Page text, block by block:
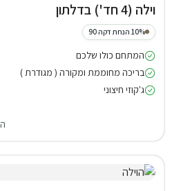
וילה (4 חד') בדלתון
10% הנחת דקה 90
המתחם כולו שלכם
בריכה מחוממת ומקורה ( מגודרת )
ג'קוזי חיצוני